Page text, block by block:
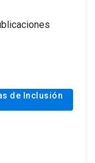
de Inclusión